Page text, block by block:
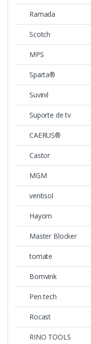
Ramada
Scotch
MPS
Sparta®
Suvinil
Suporte de tv
CAERUS®
Castor
MGM
ventisol
Hayom
Master Blocker
tomate
Bomvink
Pen tech
Rocast
RINO TOOLS